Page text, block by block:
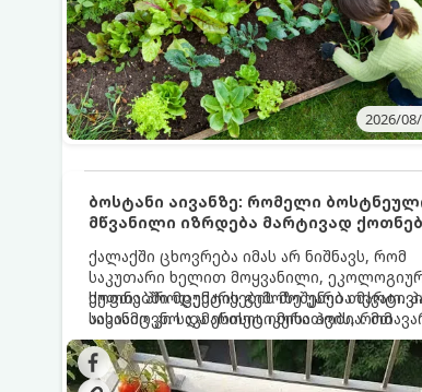
2026/
ბოსტანი აივანზე: რომელი
მწვანილი იზრდება მარტივად
ქალაქში ცხოვრება იმას არ ნიშნავს, რომ
საკუთარი ხელით მოყვანილი,
სუფთა პროდუქტის გემოზე უარი თქვათ.
აივანიც კი საკმარისია იმისათვის, რომ
მოიწყოთ მინი-ბოსტანი, საიდანაც
ყოველდღიურად ახალ, არომატულ
და ბოსტნეულს მოკრეფთ.
ქოთნებში მცენარეების მოშენება
სასიამოვნო და ესთეტიკური ჰობია.
იცოდეთ, რომელი კულტურები ეგუებიან
ქოთნის პირობებს ყველაზე კარგად და
მოუაროთ მათ სწორად.